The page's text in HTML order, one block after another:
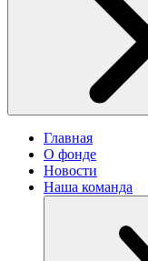
Главная
О фонде
Новости
Наша команда